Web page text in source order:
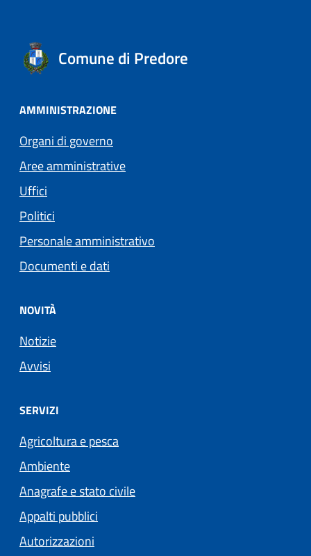
Comune di Predore
AMMINISTRAZIONE
Organi di governo
Aree amministrative
Uffici
Politici
Personale amministrativo
Documenti e dati
NOVITÀ
Notizie
Avvisi
SERVIZI
Agricoltura e pesca
Ambiente
Anagrafe e stato civile
Appalti pubblici
Autorizzazioni